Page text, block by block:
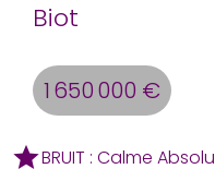
Biot
1 650 000 €
BRUIT : Calme Absolu